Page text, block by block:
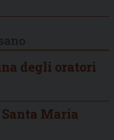
degli oratori
Maria